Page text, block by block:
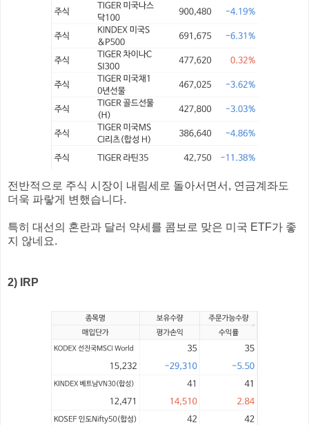
전반적으로 주식 시장이 내림세로 돌아서면서, 연금계좌도
더욱 파랗게 변했습니다.
특히 대선의 혼란과 달러 약세를 콤보로 맞은 미국 ETF가 좋
지 않네요.
2) IRP